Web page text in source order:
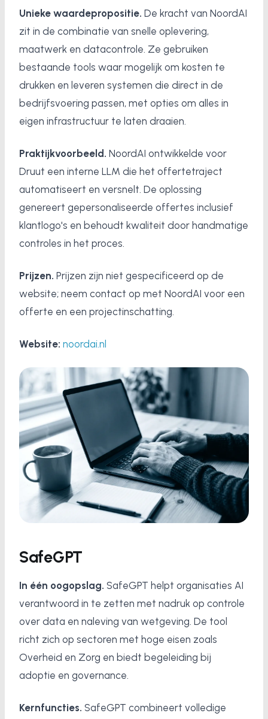
Unieke waardepropositie. De kracht van NoordAI
zit in de combinatie van snelle oplevering,
maatwerk en datacontrole. Ze gebruiken
bestaande tools waar mogelijk om kosten te
drukken en leveren systemen die direct in de
bedrijfsvoering passen, met opties om alles in
eigen infrastructuur te laten draaien.
Praktijkvoorbeeld. NoordAI ontwikkelde voor
Druut een interne LLM die het offertetraject
automatiseert en versnelt. De oplossing
genereert gepersonaliseerde offertes inclusief
klantlogo's en behoudt kwaliteit door handmatige
controles in het proces.
Prijzen. Prijzen zijn niet gespecificeerd op de
website; neem contact op met NoordAI voor een
offerte en een projectinschatting.
Website: noordai.nl
SafeGPT
In één oogopslag. SafeGPT helpt organisaties AI
verantwoord in te zetten met nadruk op controle
over data en naleving van wetgeving. De tool
richt zich op sectoren met hoge eisen zoals
Overheid en Zorg en biedt begeleiding bij
adoptie en governance.
Kernfuncties. SafeGPT combineert volledige